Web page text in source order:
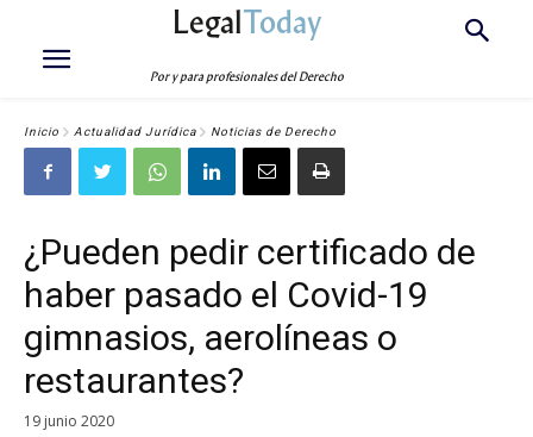
LegalToday
Por y para profesionales del Derecho
Inicio Actualidad Jurídica Noticias de Derecho
¿Pueden pedir certificado de
haber pasado el Covid-19
gimnasios, aerolíneas o
restaurantes?
19 junio 2020